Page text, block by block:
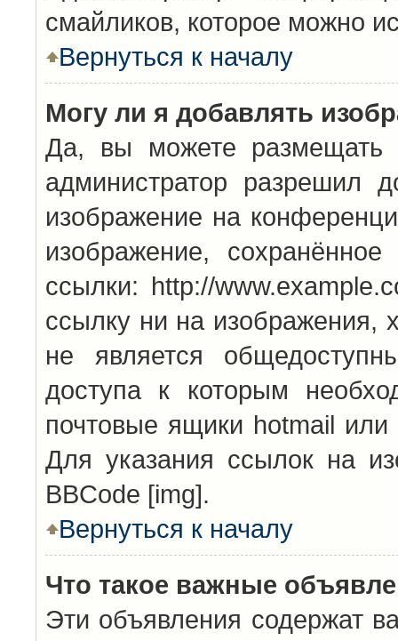
смайликов, которое можно
Вернуться к началу
Могу ли я добавлять
Да, вы можете размещать
администратор разрешил
изображение на
изображение,
ссылки: http://
ссылку ни на
не является
доступа к которым
почтовые ящики hotmail
Для указания ссылок на
BBCode [img].
Вернуться к началу
Что такое важные
Эти объявления содержат